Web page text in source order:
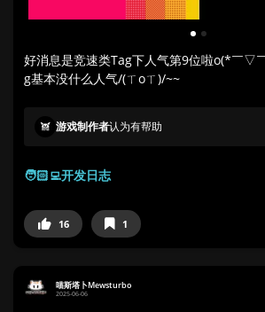
1 2
好消息是竞速类Tag下人气第9位啦o(*￣▽
g基本没什么人气/(ㄒoㄒ)/~~
游戏制作者认为有帮助
🧑🏻‍💻开发日志
16 1
喵斯塔卜Mewsturbo
2025-06-06